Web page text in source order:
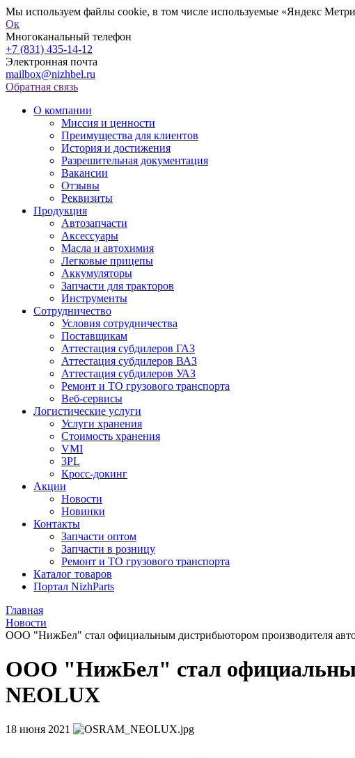
Мы используем файлы cookie, в том числе используемые «Яндекс
Ок
Многоканальный телефон
+7 (831) 435-14-12
Электронная почта
mailbox@nizhbel.ru
Обратная связь
О компании
Миссия и ценности
Преимущества для клиентов
История и достижения
Разрешительная документация
Вакансии
Отзывы
Реквизиты
Продукция
Автозапчасти
Аксессуары
Масла и автохимия
Легковые прицепы
Аккумуляторы
Запчасти для тракторов
Инструменты
Сотрудничество
Условия сотрудничества
Поставщикам
Аттестация субдилеров ГАЗ
Аттестация субдилеров ВАЗ
Аттестация субдилеров УАЗ
Ремонт и ТО грузового транспорта
Веб-сервисы
Логистические услуги
Услуги хранения
Стоимость хранения
VMI
3PL
Кросс-докинг
Акции
Новости
Новинки
Контакты
Запчасти оптом
Запчасти в розницу
Ремонт и ТО грузового транспорта
Каталог товаров
Портал NizhParts
Главная
Новости
ООО "НижБел" стал официальным дистрибьютором производителя
ООО "НижБел" стал
NEOLUX
18 июня 2021